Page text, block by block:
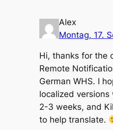
Alex
Montag, 17.
Hi, thanks for the
Remote
German WHS. I
localized
2-3 weeks, and
to help translate.